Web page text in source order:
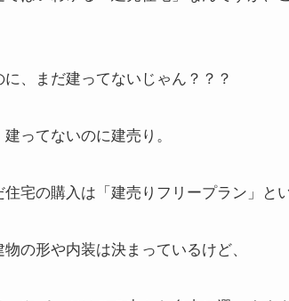
に、まだ建ってないじゃん？？？
ってないのに建売り。
宅の購入は「建売りフリープラン」と
物の形や内装は決まっているけど、